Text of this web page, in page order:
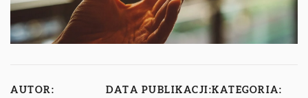
AUTOR: DATA PUBLIKACJI:KATEGORIA: